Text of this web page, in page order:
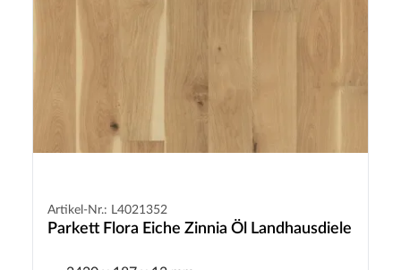
Artikel-Nr.: L4021352
Parkett Flora Eiche Zinnia Öl Landhausdiele